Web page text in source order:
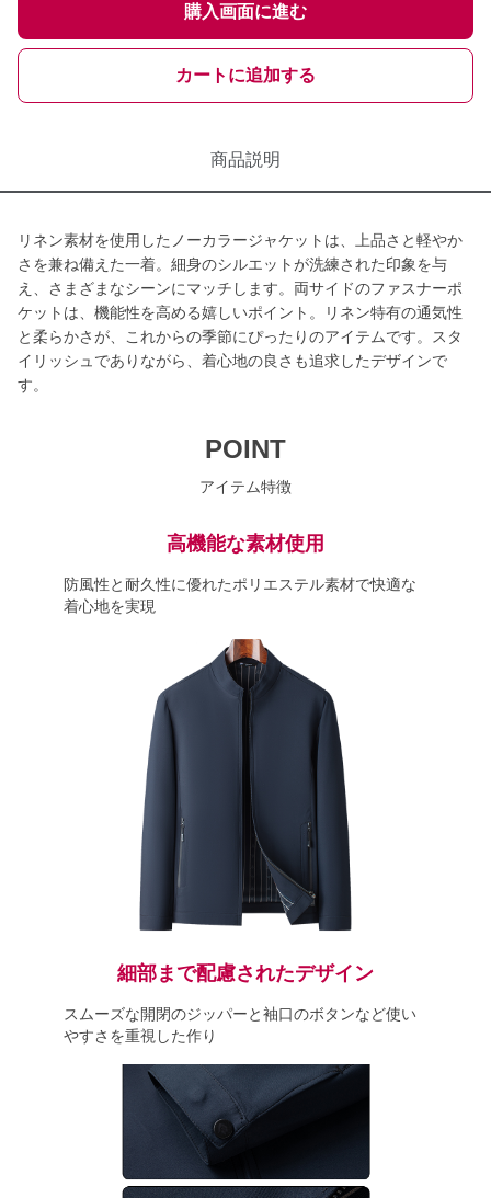
購入画面に進む
カートに追加する
商品説明
リネン素材を使用したノーカラージャケットは、上品さと軽やか
さを兼ね備えた一着。細身のシルエットが洗練された印象を与
え、さまざまなシーンにマッチします。両サイドのファスナーポ
ケットは、機能性を高める嬉しいポイント。リネン特有の通気性
と柔らかさが、これからの季節にぴったりのアイテムです。スタ
イリッシュでありながら、着心地の良さも追求したデザインで
す。
POINT
アイテム特徴
高機能な素材使用
防風性と耐久性に優れたポリエステル素材で快適な
着心地を実現
細部まで配慮されたデザイン
スムーズな開閉のジッパーと袖口のボタンなど使い
やすさを重視した作り